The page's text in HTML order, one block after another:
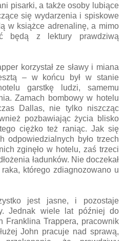
pisarki, a także osoby lubiące
się wydarzenia i spiskowe
w książce adrenalinę, a mimo
będą z lektury prawdziwą
korzystał ze sławy i miana
– w końcu był w stanie
garstkę ludzi, samemu
Zamach bombowy w hotelu
Dallas, nie tylko niszcząc
pozbawiając życia blisko
ciężko też raniąc. Jak się
odpowiedzialnych było trzech
zginęło w hotelu, zaś trzeci
ładunków. Nie doczekał
którego zdiagnozowano u
jest jasne, i pozostaje
Jednak wiele lat później do
Franklina Trappera, pracownik
John pracuje nad sprawą,